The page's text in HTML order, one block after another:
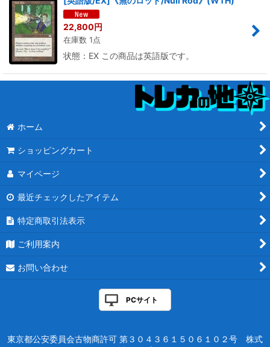
並び順:
絞り込む
22,800円
在庫数 1点
状態：EX この商品は英語版です。
ホーム
ショッピングカート
マイページ
最近チェックしたアイテム
特定商取引法表示
ご利用案内
お問い合わせ
PCサイト
東京都公安委員会古物商許可 第３０４３６１５０６１０２号 株式